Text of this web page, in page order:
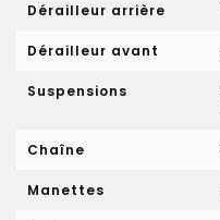
Dérailleur arrière
Dérailleur avant
Suspensions
Chaîne
Manettes